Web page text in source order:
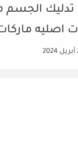
الجسم
اصليه